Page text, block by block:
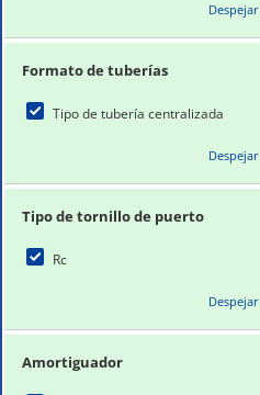
Despejar
Formato de tuberías
Tipo de tubería centralizada
Despejar
Tipo de tornillo de puerto
Rc
Despejar
Amortiguador